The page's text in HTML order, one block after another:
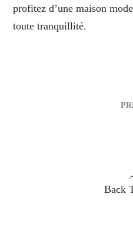
profitez d’une maison
toute tranquillité.
Back